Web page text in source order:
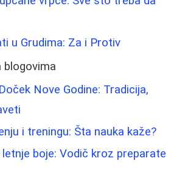
u Grudima: Za i Protiv
blogovima
Nove Godine: Tradicija,
i treningu: Šta nauka kaže?
boje: Vodič kroz preparate